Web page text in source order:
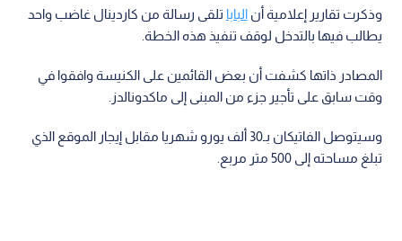
وذكرت تقارير إعلامية أنالبابا تلقى رسالة من كاردينال غاضب واحد
يطالب فيها بالتدخل لوقف تنفيذ هذه الخطة.
المصادر ذاتها كشفت أن بعض القائمين على الكنيسة وافقوا في
وقت سابق على تأجير جزء من المبنى إلى ماكدونالدز.
وسيتوصل الفاتيكان بـ30 ألف يورو شهريا مقابل إيجار الموقع الذي
تبلغ مساحته إلى 500 متر مربع.